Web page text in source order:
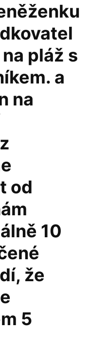
pláž s
a
na
od
10
že
5